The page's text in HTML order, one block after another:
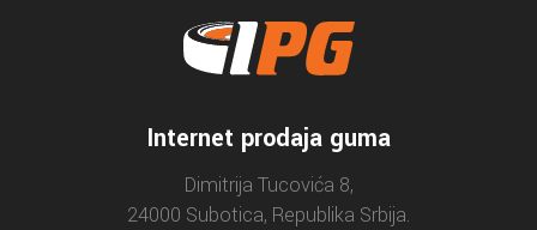
Internet prodaja guma
Dimitrija Tucovića 8,
24000 Subotica, Republika Srbija.